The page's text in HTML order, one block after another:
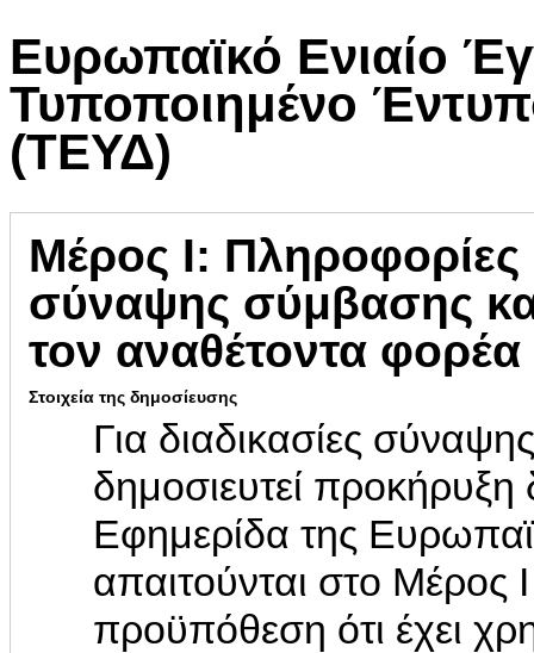
Ευρωπαϊκό Ενιαίο
Τυποποιημένο
(ΤΕΥΔ)
Μέρος Ι: Πληροφορίες
σύναψης σύμβασης
τον αναθέτοντα φορέα
Στοιχεία της δημοσίευσης
Για διαδικασίες
δημοσιευτεί
Εφημερίδα της
απαιτούνται στο Μέρος
προϋπόθεση ότι έχει